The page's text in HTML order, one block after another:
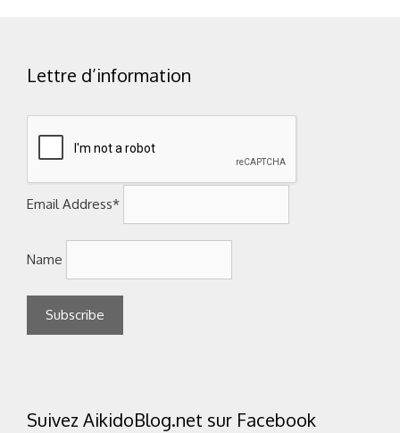
Lettre d’information
Email Address*
Name
Suivez AikidoBlog.net sur Facebook